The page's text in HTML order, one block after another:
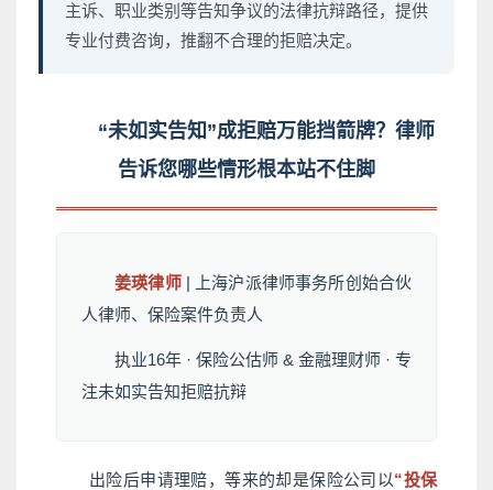
主诉、职业类别等告知争议的法律抗辩路径，提供
专业付费咨询，推翻不合理的拒赔决定。
“未如实告知”成拒赔万能挡箭牌？律师
告诉您哪些情形根本站不住脚
姜瑛律师| 上海沪派律师事务所创始合伙
人律师、保险案件负责人
执业16年 · 保险公估师 & 金融理财师 · 专
注未如实告知拒赔抗辩
出险后申请理赔，等来的却是保险公司以“投保